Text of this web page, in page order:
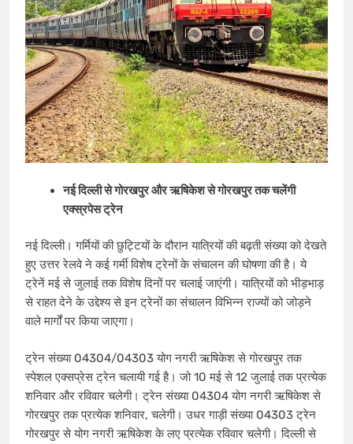
नई दिल्ली से गोरखपुर और ​​ऋ​षिकेश से गोरखपुर तक चलेंगी
एक्स्रपेस ट्रेन
नई दिल्ली। गर्मियों की छुट्टियों के दौरान यात्रियों की बढ़ती संख्या को देखते
हुए उत्तर रेलवे ने कई गर्मी विशेष ट्रेनों के संचालन की घोषणा की है। ये
ट्रेनें मई से जुलाई तक विशेष दिनों पर चलाई जाएंगी। यात्रियों को भीड़भाड़
से राहत देने के उद्देश्य से इन ट्रेनों का संचालन विभिन्न राज्यों को जोड़ने
वाले मार्गों पर किया जाएगा।
ट्रेन संख्या 04304/04303 योग नगरी ऋषिकेश से गोरखपुर तक
स्पेशल एक्सप्रेस ट्रेन चलायी गई है। जो 10 मई से 12 जुलाई तक प्रत्येक
शनिवार और रविवार चलेगी। ट्रेन संख्या 04304 योग नगरी ऋषिकेश से
गोरखपुर तक प्रत्येक शनिवार, चलेगी। उधर गाड़ी संख्या 04303 ट्रेन
गोरखपुर से योग नगरी ऋषिकेश के लए प्रत्येक रविवार चलेगी। दिल्ली से